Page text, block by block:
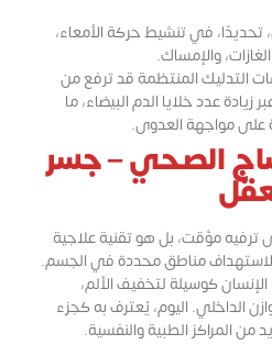
في تنشيط حركة الأمعاء،
والإمساك.
التدليك المنتظمة قد ترفع من
زيادة عدد خلايا الدم البيضاء، ما
على مواجهة العدوى.
الصحي – جسر
مؤقت، بل هو تقنية علاجية
مناطق محددة في الجسم.
كوسيلة لتخفيف الألم،
الداخلي. اليوم، يُعترف به كجزء
من المراكز الطبية والنفسية.